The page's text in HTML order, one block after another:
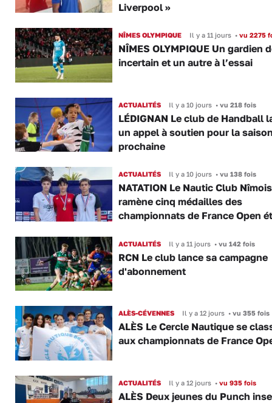
Liverpool »
NÎMES OLYMPIQUE Il y a 11 jours •vu 2275
NÎMES OLYMPIQUE Un gardien
incertain et un autre à l’essai
ACTUALITÉS Il y a 10 jours •vu 218 fois
LÉDIGNAN Le club de Handball
un appel à soutien pour la
prochaine
ACTUALITÉS Il y a 10 jours •vu 138 fois
NATATION Le Nautic Club Nîmois
ramène cinq médailles des
championnats de France Open
ACTUALITÉS Il y a 11 jours •vu 142 fois
RCN Le club lance sa campagne
d'abonnement
ALÈS-CÉVENNES Il y a 12 jours •vu 355 fois
ALÈS Le Cercle Nautique se
aux championnats de France
ACTUALITÉS Il y a 12 jours •vu 935 fois
ALÈS Deux jeunes du Punch